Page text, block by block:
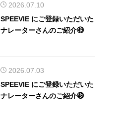
2026.07.10
SPEEVIE にご登録いただいた
ナレーターさんのご紹介㊾
2026.07.03
SPEEVIE にご登録いただいた
ナレーターさんのご紹介㊽